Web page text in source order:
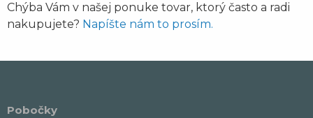
Chýba Vám v našej ponuke tovar, ktorý často a radi
nakupujete? Napíšte nám to prosím.
Pobočky